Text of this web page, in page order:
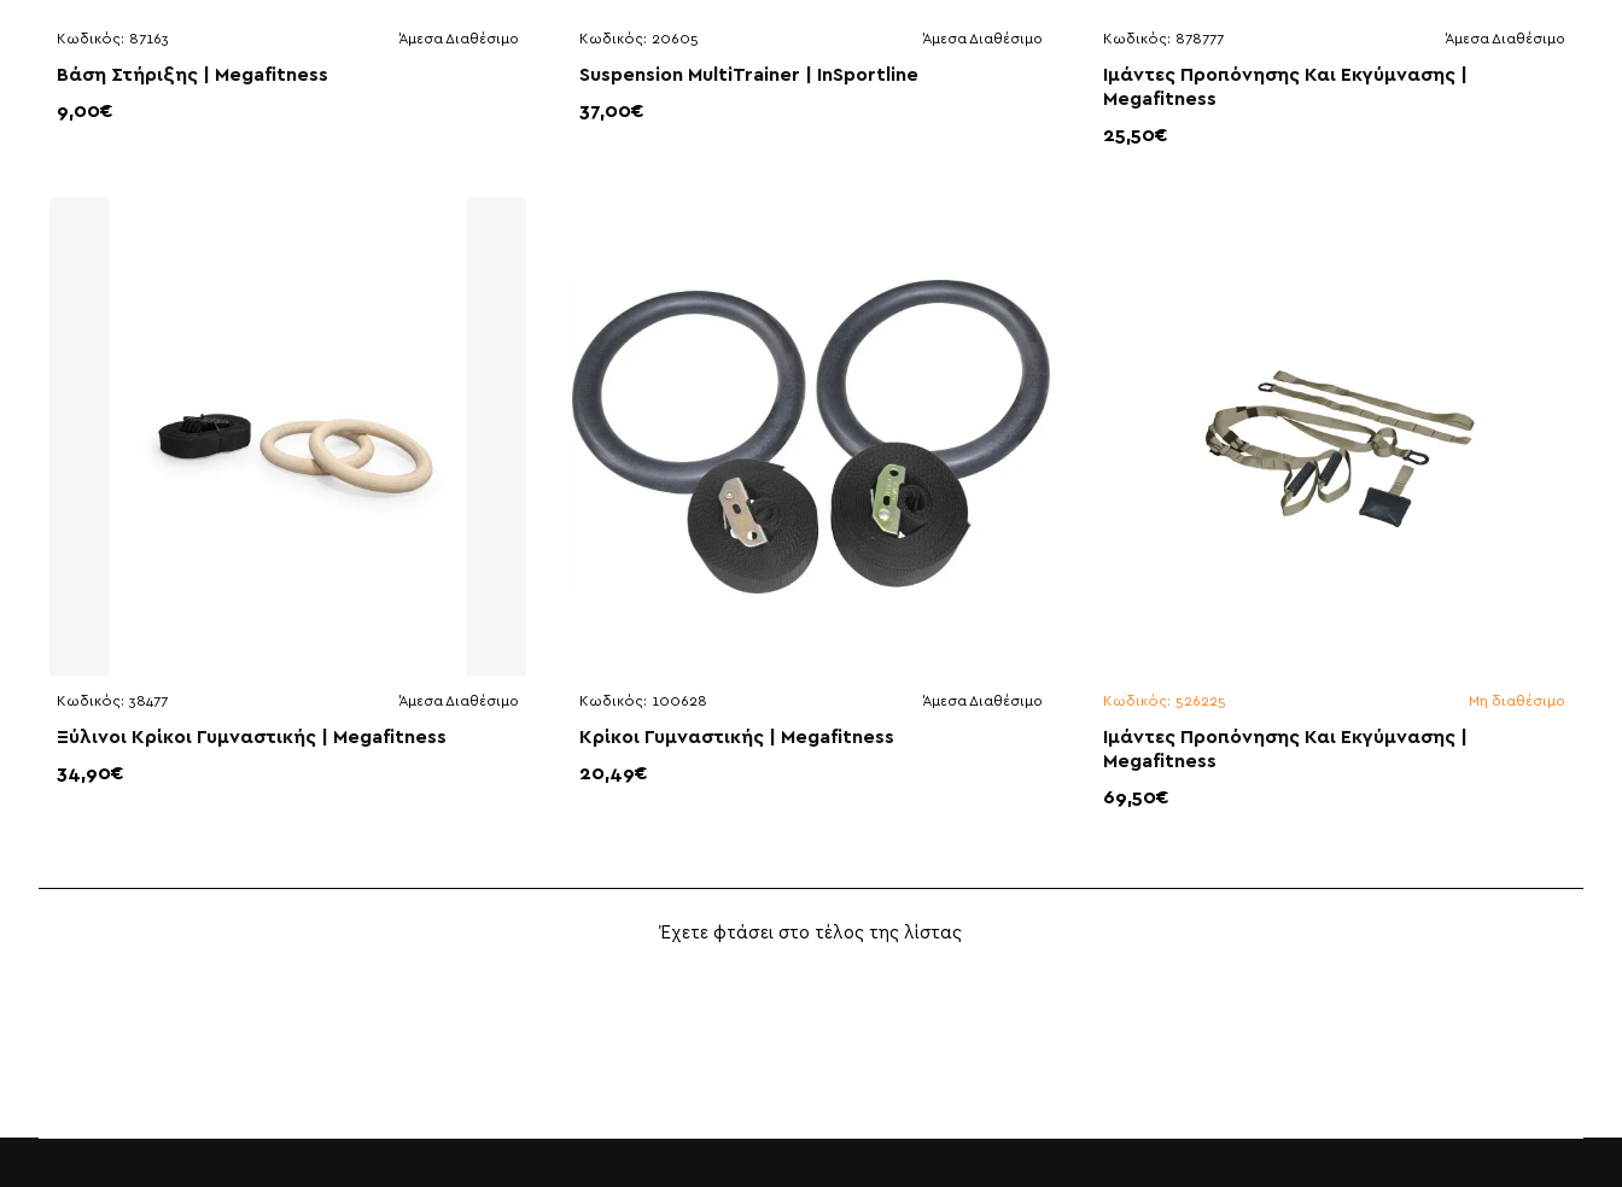
Κωδικός: 87163 Άμεσα Διαθέσιμο
Βάση Στήριξης | Megafitness
9,00€
Κωδικός: 20605 Άμεσα Διαθέσιμο
Suspension MultiTrainer | InSportline
37,00€
Κωδικός: 878777 Άμεσα Διαθέσιμο
Ιμάντες Προπόνησης Και Εκγύμνασης |
Megafitness
25,50€
Κωδικός: 38477 Άμεσα Διαθέσιμο
Ξύλινοι Κρίκοι Γυμναστικής | Megafitness
34,90€
Κωδικός: 100628 Άμεσα Διαθέσιμο
Κρίκοι Γυμναστικής | Megafitness
20,49€
Κωδικός: 526225 Μη διαθέσιμο
Ιμάντες Προπόνησης Και Εκγύμνασης |
Megafitness
69,50€
Έχετε φτάσει στο τέλος της λίστας